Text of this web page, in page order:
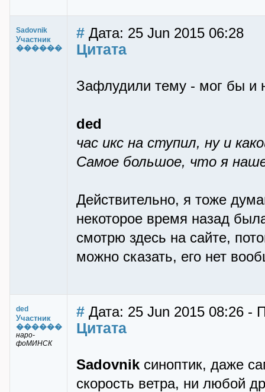
Sadovnik
Участник
������
# Дата: 25 Jun 2015 06:28
Цитата
Зафлудили тему - мог бы и
ded
час икс на ступил, ну и
Самое большое, что я
Действительно, я тоже
некоторое время назад
смотрю здесь на сайте,
можно сказать, его нет
ded
Участник
������
наро-
фоМИНСК
# Дата: 25 Jun 2015 08:26 -
Цитата
Sadovnik синоптик, даже
скорость ветра, ни любой